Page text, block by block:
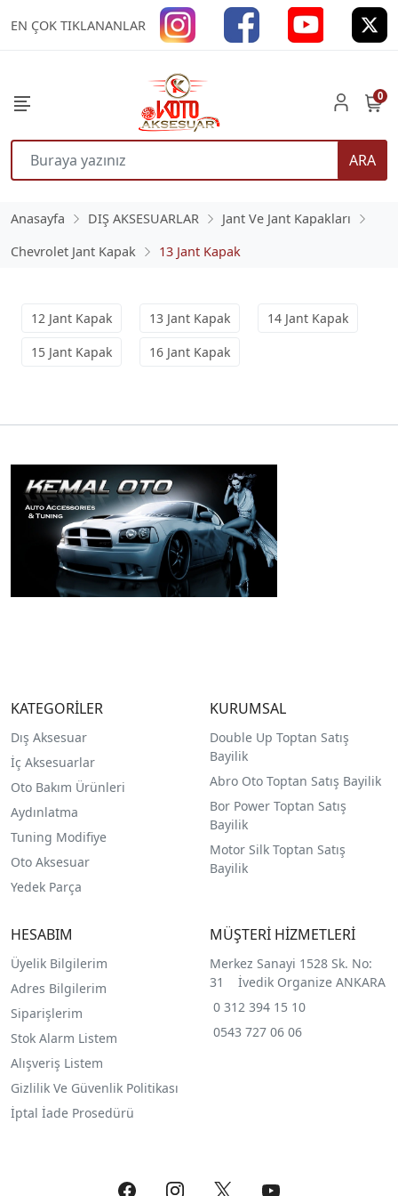
EN ÇOK TIKLANANLAR
ARA
0
Anasayfa DIŞ AKSESUARLAR
Jant Ve Jant Kapakları
Chevrolet Jant Kapak
13 Jant Kapak
12 Jant Kapak 13 Jant Kapak
14 Jant Kapak
15 Jant Kapak
16 Jant Kapak
KATEGORİLER
Dış Aksesuar
İç Aksesuarlar
Oto Bakım Ürünleri
Aydınlatma
Tuning Modifiye
Oto Aksesuar
Yedek Parça
KURUMSAL
Double Up Toptan Satış
Bayilik
Abro Oto Toptan Satış Bayilik
Bor Power Toptan Satış
Bayilik
Motor Silk Toptan Satış
Bayilik
HESABIM
Üyelik Bilgilerim
Adres Bilgilerim
Siparişlerim
Stok Alarm Listem
Alışveriş Listem
Gizlilik Ve Güvenlik Politikası
İptal İade Prosedürü
MÜŞTERİ HİZMETLERİ
Merkez Sanayi 1528 Sk. No:
31 İvedik Organize ANKARA
0 312 394 15 10
0543 727 06 06